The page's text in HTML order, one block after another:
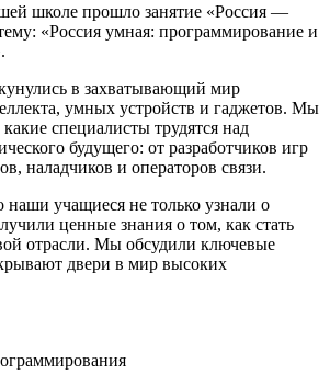
школе прошло занятие «Россия —
«Россия умная: программирование и
в захватывающий мир
умных устройств и гаджетов. Мы
специалисты трудятся над
будущего: от разработчиков игр
наладчиков и операторов связи.
наши учащиеся не только узнали о
ценные знания о том, как стать
отрасли. Мы обсудили ключевые
двери в мир высоких